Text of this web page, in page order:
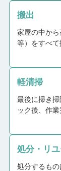
搬出
家屋の中か
等）をすべて
軽清掃
最後に掃き
ック後、作業
処分・リ
処分するも